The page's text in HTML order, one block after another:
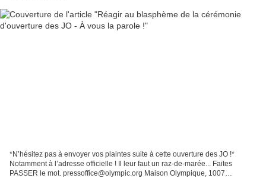
*N’hésitez pas à envoyer vos plaintes suite à cette ouverture des JO !*
Notamment à l’adresse officielle ! Il leur faut un raz-de-marée... Faites
PASSER le mot. pressoffice@olympic.org Maison Olympique, 1007